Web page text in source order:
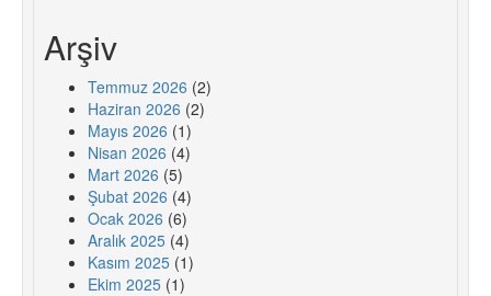
Arşiv
Temmuz 2026 (2)
Haziran 2026 (2)
Mayıs 2026 (1)
Nisan 2026 (4)
Mart 2026 (5)
Şubat 2026 (4)
Ocak 2026 (6)
Aralık 2025 (4)
Kasım 2025 (1)
Ekim 2025 (1)